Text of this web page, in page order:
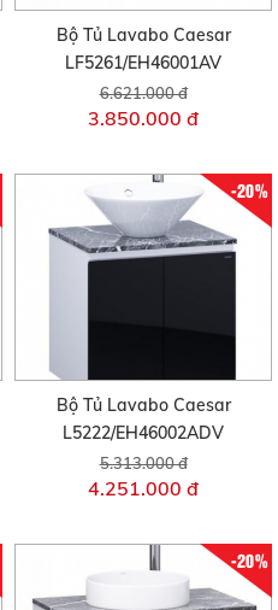
Bộ Tủ Lavabo Caesar
LF5261/EH46001AV
6.621.000 đ
3.850.000 đ
-20%
Bộ Tủ Lavabo Caesar
L5222/EH46002ADV
5.313.000 đ
4.251.000 đ
-20%